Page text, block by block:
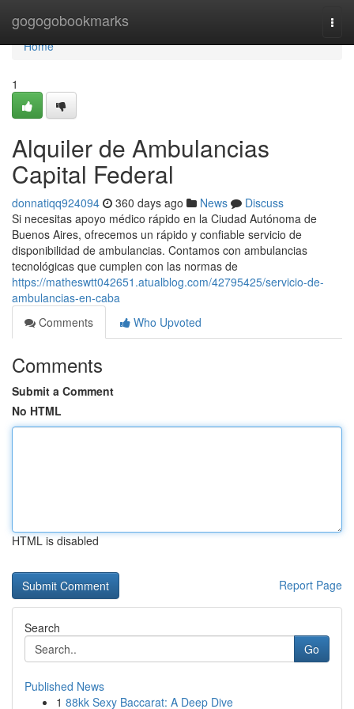
gogogobookmarks
Home
Home
1
Alquiler de Ambulancias
Capital Federal
donnatiqq924094 360 days ago News
Discuss
Si necesitas apoyo médico rápido en la Ciudad Autónoma de
Buenos Aires, ofrecemos un rápido y confiable servicio de
disponibilidad de ambulancias. Contamos con ambulancias
tecnológicas que cumplen con las normas de
https://matheswtt042651.atualblog.com/42795425/servicio-de-
ambulancias-en-caba
Comments
Who Upvoted
Comments
Submit a Comment
No HTML
HTML is disabled
Report Page
Search
Go
Published News
1 88kk Sexy Baccarat: A Deep Dive